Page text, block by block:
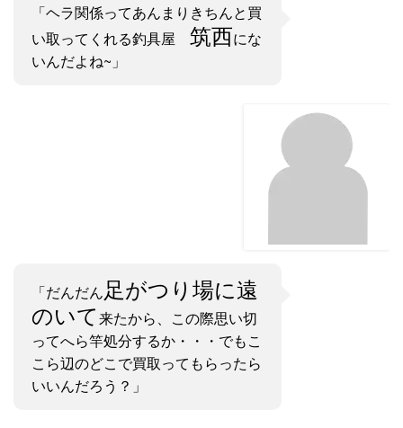
「ヘラ関係ってあんまりきちんと買
い取ってくれる釣具屋 筑西にな
いんだよね~」
「だんだん足がつり場に遠
のいて来たから、この際思い切
ってへら竿処分するか・・・でもこ
こら辺のどこで買取ってもらったら
いいんだろう？」